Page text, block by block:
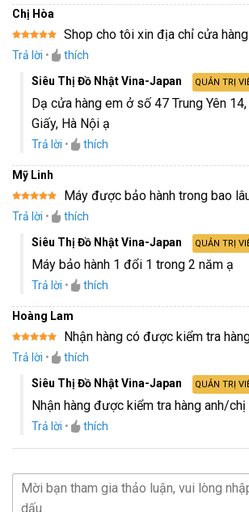
Chị Hòa
hạng55
Shop cho tôi xin địa chỉ cửa
Trả lời •
thích
Siêu Thị Đồ Nhật Vina-Japan
QUẢN TRỊ
Dạ cửa hàng em ở số 47 Trung Yên 14,
Giấy, Hà Nội ạ
Trả lời • thích
Mỹ Linh
hạng55
Máy được bảo hành trong bao
Trả lời •
thích
Siêu Thị Đồ Nhật Vina-Japan
QUẢN TRỊ
Máy bảo hành 1 đổi 1 trong 2 năm ạ
Trả lời • thích
Hoàng Lam
hạng55
Nhận hàng có được kiểm tra
Trả lời •
thích
Siêu Thị Đồ Nhật Vina-Japan
QUẢN TRỊ
Nhận hàng được kiểm tra hàng anh/chị
Trả lời • thích